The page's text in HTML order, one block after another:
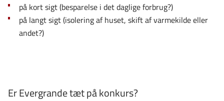
på kort sigt (besparelse i det daglige forbrug?)
på langt sigt (isolering af huset, skift af varmekilde eller
andet?)
Er Evergrande tæt på konkurs?